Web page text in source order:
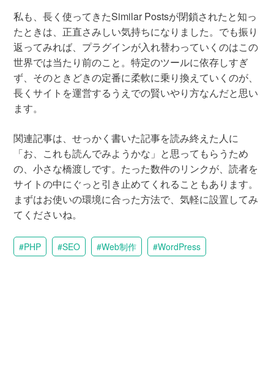
私も、長く使ってきたSimilar Postsが閉鎖されたと知っ
たときは、正直さみしい気持ちになりました。でも振り
返ってみれば、プラグインが入れ替わっていくのはこの
世界では当たり前のこと。特定のツールに依存しすぎ
ず、そのときどきの定番に柔軟に乗り換えていくのが、
長くサイトを運営するうえでの賢いやり方なんだと思い
ます。
関連記事は、せっかく書いた記事を読み終えた人に
「お、これも読んでみようかな」と思ってもらうため
の、小さな橋渡しです。たった数件のリンクが、読者を
サイトの中にぐっと引き止めてくれることもあります。
まずはお使いの環境に合った方法で、気軽に設置してみ
てくださいね。
PHP SEO Web制作 WordPress